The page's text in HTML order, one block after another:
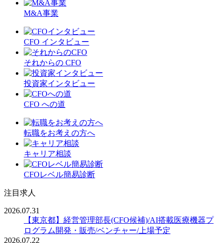
M&A事業
CFO インタビュー
それからの CFO
投資家インタビュー
CFO への道
転職をお考えの方へ
キャリア相談
CFOレベル簡易診断
注目求人
2026.07.31
【東京都】経営管理部長(CFO候補)/AI搭載医療機器プ
ログラム開発・販売/ベンチャー/上場予定
2026.07.22